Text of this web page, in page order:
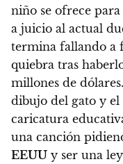
niño se ofrece
a juicio al actual
termina fallando a
quiebra tras
millones de dólares.
dibujo del gato y el
caricatura
una canción
EEUU y ser una